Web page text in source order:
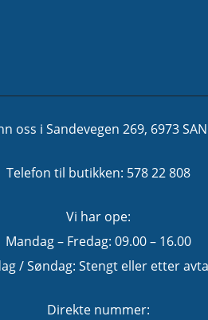
oss i Sandevegen 269, 6973
Telefon til butikken: 578 22 808
Vi har ope:
Mandag – Fredag: 09.00 – 16.00
/ Søndag: Stengt eller etter
Direkte nummer: